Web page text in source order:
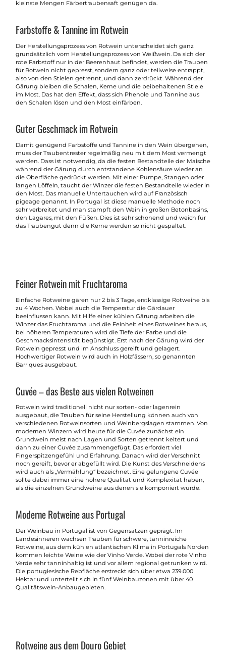
kleinste Mengen Färbertraubensaft genügen da.
Farbstoffe & Tannine im Rotwein
Der Herstellungsprozess von Rotwein unterscheidet sich ganz
grundsätzlich vom Herstellungsprozess von Weißwein. Da sich der
rote Farbstoff nur in der Beerenhaut befindet, werden die Trauben
für Rotwein nicht gepresst, sondern ganz oder teilweise entrappt,
also von den Stielen getrennt, und dann zerdrückt. Während der
Gärung bleiben die Schalen, Kerne und die beibehaltenen Stiele
im Most. Das hat den Effekt, dass sich Phenole und Tannine aus
den Schalen lösen und den Most einfärben.
Guter Geschmack im Rotwein
Damit genügend Farbstoffe und Tannine in den Wein übergehen,
muss der Traubentrester regelmäßig neu mit dem Most vermengt
werden. Dass ist notwendig, da die festen Bestandteile der Maische
während der Gärung durch entstandene Kohlensäure wieder an
die Oberfläche gedrückt werden. Mit einer Pumpe, Stangen oder
langen Löffeln, taucht der Winzer die festen Bestandteile wieder in
den Most. Das manuelle Untertauchen wird auf Französisch
pigeage genannt. In Portugal ist diese manuelle Methode noch
sehr verbreitet und man stampft den Wein in großen Betonbasins,
den Lagares, mit den Füßen. Dies ist sehr schonend und weich für
das Traubengut denn die Kerne werden so nicht gespaltet.
Feiner Rotwein mit Fruchtaroma
Einfache Rotweine gären nur 2 bis 3 Tage, erstklassige Rotweine bis
zu 4 Wochen. Wobei auch die Temperatur die Gärdauer
beeinflussen kann. Mit Hilfe einer kühlen Gärung arbeiten die
Winzer das Fruchtaroma und die Feinheit eines Rotweines heraus,
bei höheren Temperaturen wird die Tiefe der Farbe und die
Geschmacksintensität begünstigt. Erst nach der Gärung wird der
Rotwein gepresst und im Anschluss gereift und gelagert.
Hochwertiger Rotwein wird auch in Holzfässern, so genannten
Barriques ausgebaut.
Cuvée – das Beste aus vielen Rotweinen
Rotwein wird traditionell nicht nur sorten- oder lagenrein
ausgebaut, die Trauben für seine Herstellung können auch von
verschiedenen Rotweinsorten und Weinbergslagen stammen. Von
modernen Winzern wird heute für die Cuvée zunächst ein
Grundwein meist nach Lagen und Sorten getrennt keltert und
dann zu einer Cuvée zusammengefügt. Das erfordert viel
Fingerspitzengefühl und Erfahrung. Danach wird der Verschnitt
noch gereift, bevor er abgefüllt wird. Die Kunst des Verschneidens
wird auch als „Vermählung“ bezeichnet. Eine gelungene Cuvée
sollte dabei immer eine höhere Qualität und Komplexität haben,
als die einzelnen Grundweine aus denen sie komponiert wurde.
Moderne Rotweine aus Portugal
Der Weinbau in Portugal ist von Gegensätzen geprägt. Im
Landesinneren wachsen Trauben für schwere, tanninreiche
Rotweine, aus dem kühlen atlantischen Klima in Portugals Norden
kommen leichte Weine wie der Vinho Verde. Wobei der rote Vinho
Verde sehr tanninhaltig ist und vor allem regional getrunken wird.
Die portugiesische Rebfläche erstreckt sich über etwa 239.000
Hektar und unterteilt sich in fünf Weinbauzonen mit über 40
Qualitätswein-Anbaugebieten.
Rotweine aus dem Douro Gebiet